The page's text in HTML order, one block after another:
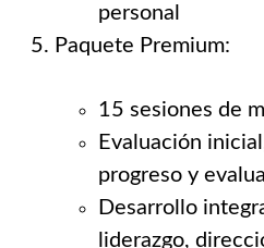
personal
Paquete Premium:
15 sesiones de
Evaluación
progreso y
Desarrollo
liderazgo,